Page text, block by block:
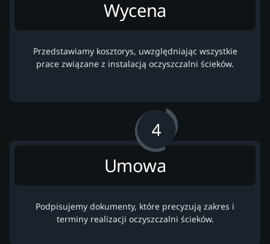
Wycena
Przedstawiamy kosztorys, uwzględniając wszystkie
prace związane z instalacją oczyszczalni ścieków.
Umowa
Podpisujemy dokumenty, które precyzują zakres i
terminy realizacji oczyszczalni ścieków.